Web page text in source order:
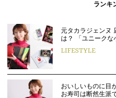
ランキ
元タカラジェンヌ
は？ 「ユニーク
LIFESTYLE
おいしいものに目
お寿司は断然生派